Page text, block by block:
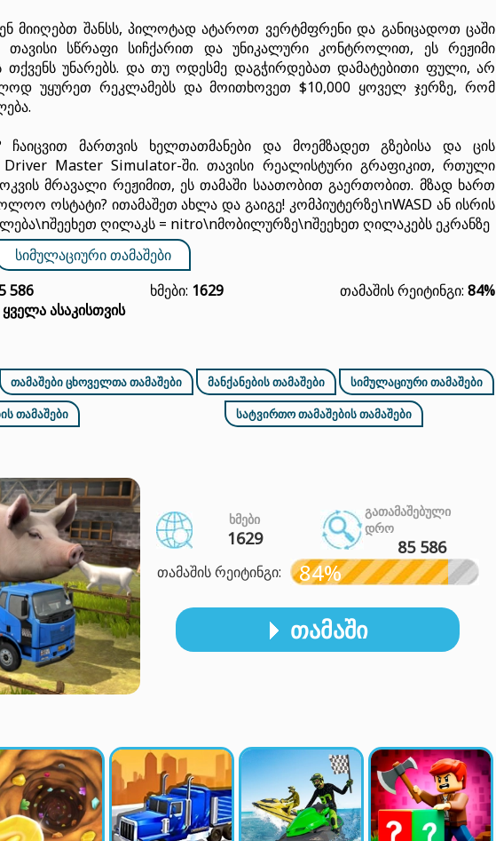
მიიღებთ შანსს, პილოტად ატაროთ ვერტმფრენი და განიცადოთ ცაში
თავისი სწრაფი სიჩქარით და უნიკალური კონტროლით, ეს რეჟიმი
თქვენს უნარებს. და თუ ოდესმე დაგჭირდებათ დამატებითი ფული, არ
უყურეთ რეკლამებს და მოითხოვეთ $10,000 ყოველ ჯერზე, რომ
მართვის ხელთათმანები და მოემზადეთ გზებისა და ცის
Driver Master Simulator-ში. თავისი რეალისტური გრაფიკით, რთული
მრავალი რეჟიმით, ეს თამაში საათობით გაერთობით. მზად ხართ
ოსტატი? ითამაშეთ ახლა და გაიგე! კომპიუტერზე\nWASD ან ისრის
ღილაკს = nitro\nმობილურზე\nშეეხეთ ღილაკებს ეკრანზე
ᲡᲘᲛᲣᲚᲐᲪᲘᲣᲠᲘ ᲗᲐᲛᲐᲨᲔᲑᲘ
586 Ხმები: 1629 Თამაშის Რეიტინგი: 84%
Ყველა Ასაკისთვის
ᲗᲐᲛᲐᲨᲔᲑᲘ ᲪᲮᲝᲕᲔᲚᲗᲐ ᲗᲐᲛᲐᲨᲔᲑᲘ ᲛᲐᲜᲥᲐᲜᲔᲑᲘᲡ ᲗᲐᲛᲐᲨᲔᲑᲘ
ᲡᲘᲛᲣᲚᲐᲪᲘᲣᲠᲘ ᲗᲐᲛᲐᲨᲔᲑᲘ
ᲗᲐᲛᲐᲨᲔᲑᲘ
ᲡᲐᲢᲕᲘᲠᲗᲝ ᲗᲐᲛᲐᲨᲔᲑᲘᲡ ᲗᲐᲛᲐᲨᲔᲑᲘ
ᲮᲛᲔᲑᲘ
1629
ᲒᲐᲗᲐᲛᲐᲨᲔᲑᲣᲚᲘ
ᲓᲠᲝ
85 586
თამაშის რეიტინგი: 84%
ᲗᲐᲛᲐᲨᲘ